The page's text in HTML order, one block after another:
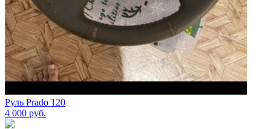
Руль Prado 120
4 000 руб.